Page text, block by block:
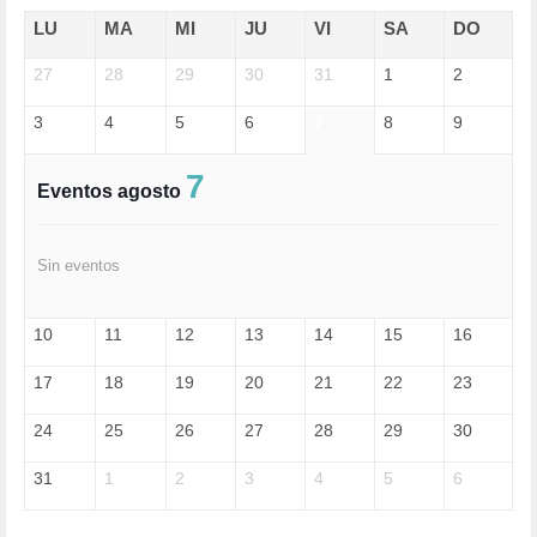
EDGAR MORIN (1)
EMIGRACIÓN (4)
ESPECULACIÓN (2)
FELICIDAD (1)
FRANCISCO (5)
GUERRA (133)
HUMOR (1)
IA (1)
INMIGRACIÓN (145)
LU MA MI JU VI SA DO
27 28 29 30 31 1 2
3 4 5 6 8 9
Eventos agosto 7
Sin eventos
10 11 12 13 14 15 16
17 18 19 20 21 22 23
24 25 26 27 28 29 30
31 1 2 3 4 5 6